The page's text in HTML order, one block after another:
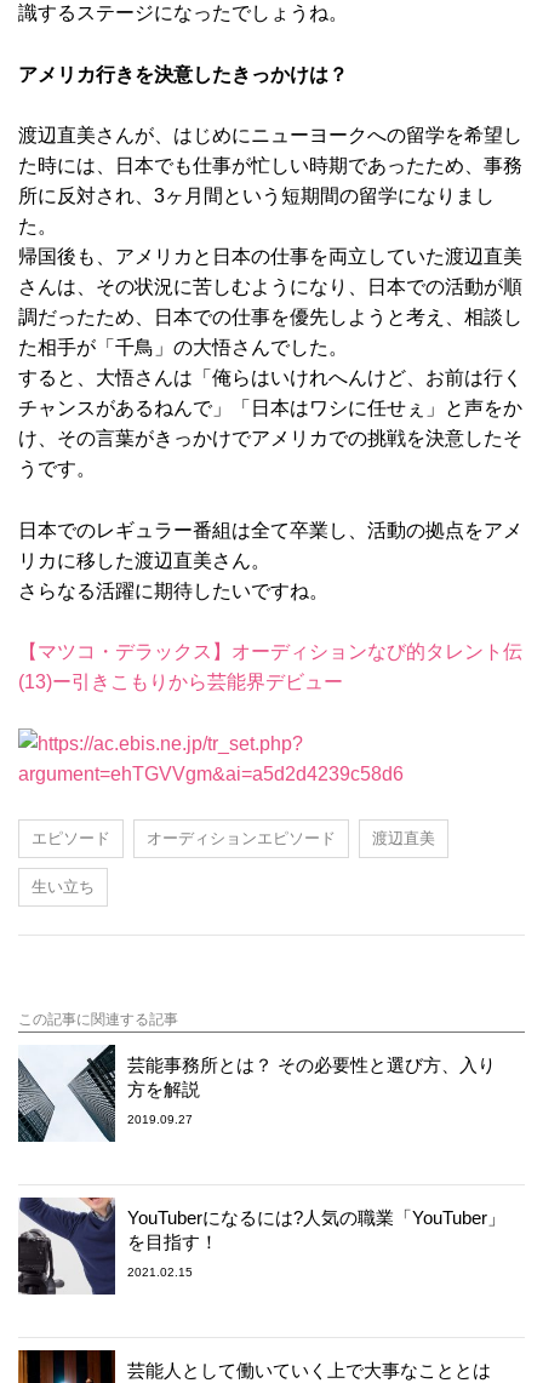
識するステージになったでしょうね。
アメリカ行きを決意したきっかけは？
渡辺直美さんが、はじめにニューヨークへの留学を希望し
た時には、日本でも仕事が忙しい時期であったため、事務
所に反対され、3ヶ月間という短期間の留学になりまし
た。
帰国後も、アメリカと日本の仕事を両立していた渡辺直美
さんは、その状況に苦しむようになり、日本での活動が順
調だったため、日本での仕事を優先しようと考え、相談し
た相手が「千鳥」の大悟さんでした。
すると、大悟さんは「俺らはいけれへんけど、お前は行く
チャンスがあるねんで」「日本はワシに任せぇ」と声をか
け、その言葉がきっかけでアメリカでの挑戦を決意したそ
うです。
日本でのレギュラー番組は全て卒業し、活動の拠点をアメ
リカに移した渡辺直美さん。
さらなる活躍に期待したいですね。
【マツコ・デラックス】オーディションなび的タレント伝
(13)ー引きこもりから芸能界デビュー
エピソード オーディションエピソード 渡辺直美
生い立ち
この記事に関連する記事
芸能事務所とは？ その必要性と選び方、入り
方を解説
2019.09.27
YouTuberになるには?人気の職業「YouTuber」
を目指す！
2021.02.15
芸能人として働いていく上で大事なこととは